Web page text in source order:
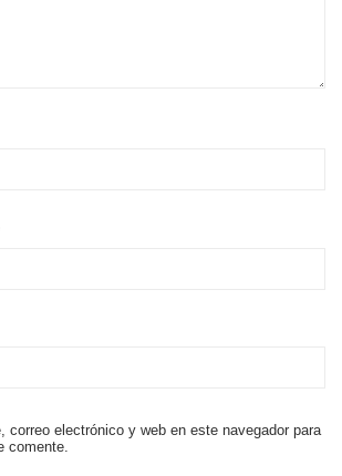
correo electrónico y web en este navegador para
comente.